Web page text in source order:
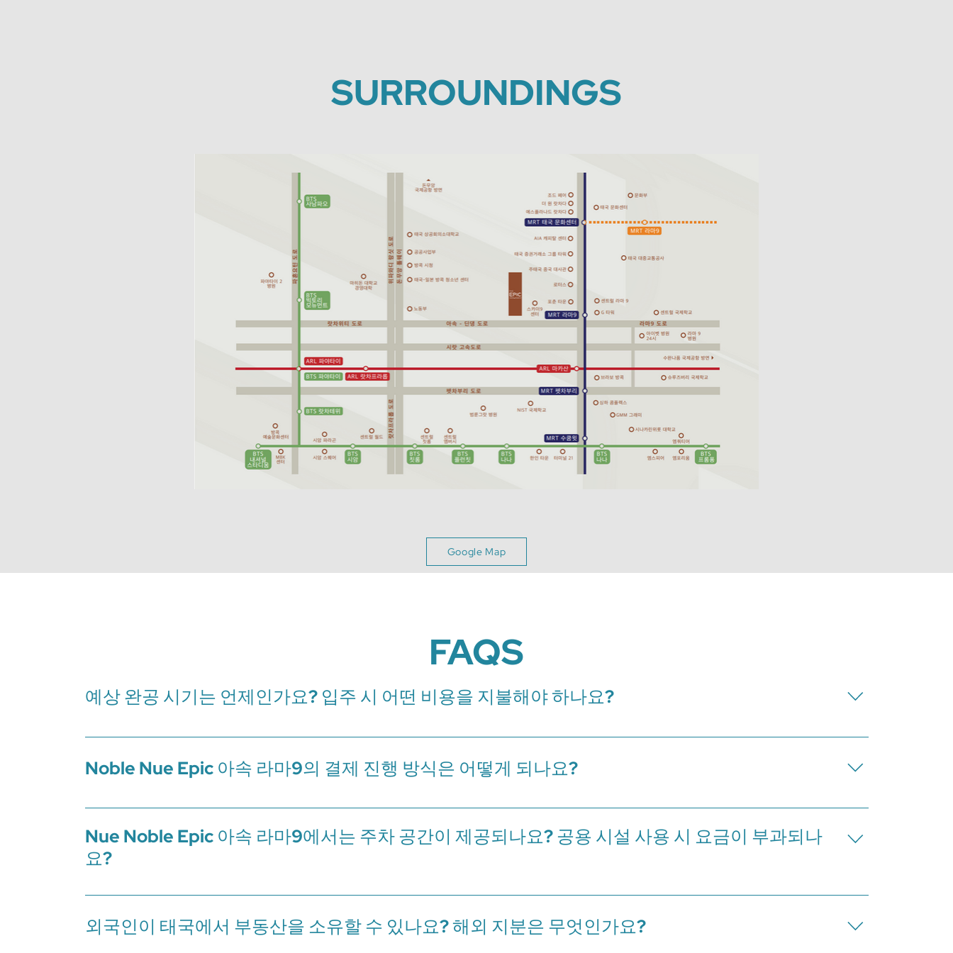
SURROUNDINGS
Google Map
FAQS
예상 완공 시기는 언제인가요? 입주 시 어떤 비용을 지불해야 하나요?
Nue Noble Epic 아속 라마9의 예상 완공일은 2028년 3분기입니다. 부동산 인도 시, 최종 지불금 외에 다음과 같은 비용이 발생합니다: - 2% 이전 수수료 (구매자와 판매자가 총 비용의
Noble Nue Epic 아속 라마9의 결제 진행 방식은 어떻게 되나요?
Nue Noble Epic 아속 라마9의 결제 과정 - 보증금: THB 100,000 - 보증금을 지불한 후 14일 이내에 첫 번째 결제가 이루어져야 하며, 15%를 지불하고 계약서에 서명해야 합니다. 계약
Nue Noble Epic 아속 라마9에서는 주차 공간이 제공되나요? 공용 시설 사용 시 요금이 부과되나
요?
태국 법에 따르면, 태국의 모든 콘도는 주차 공간을 제공해야 합니다. Nue Noble Epic 아속 라마9는 약 40%의 주차 공간과 입주민을 위한 주차 공간 1개를 제공합니다. 관리비에는 수영
외국인이 태국에서 부동산을 소유할 수 있나요? 해외 지분은 무엇인가요?